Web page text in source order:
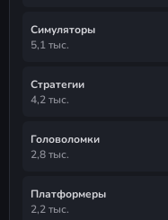
Симуляторы
5,1 тыс.
Стратегии
4,2 тыс.
Головоломки
2,8 тыс.
Платформеры
2,2 тыс.